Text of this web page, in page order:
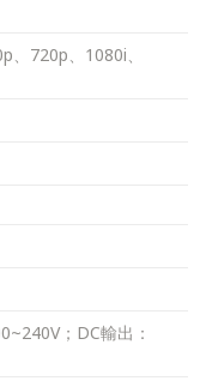
、720p、1080i、
；DC輸出：